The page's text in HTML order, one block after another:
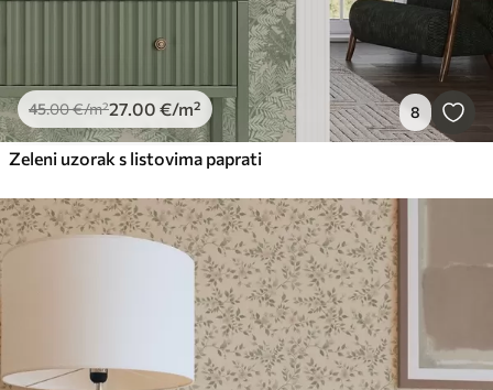
45.00€/m²27.00 €/m² 8
Zeleni uzorak s listovima paprati